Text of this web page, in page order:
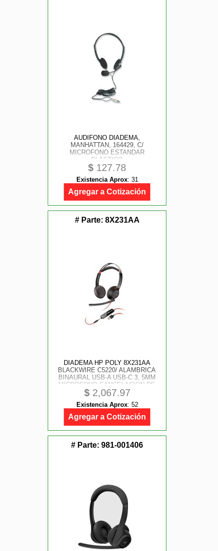
AUDIFONO DIADEMA,
MANHATTAN, 164429, C/
MICROFONO ESTANDAR
PLASTICO
$ 127.78
Existencia Aprox: 31
Agregar a Cotización
# Parte: 8X231AA
DIADEMA HP POLY 8X231AA
BLACKWIRE C5220/ ALAMBRICA
BINAURAL USB-A USB-C 3, 5MM
MICROFONO CANCELACION DE
RUIDO ALMOHADILLAS DE
VINIPIEL CONTROL DE LLAMADAS
COLOR NEGRO CON NARANJA
$2,067.97
Existencia Aprox: 52
Agregar a Cotización
# Parte: 981-001406